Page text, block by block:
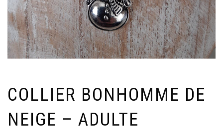
COLLIER BONHOMME DE
NEIGE – ADULTE